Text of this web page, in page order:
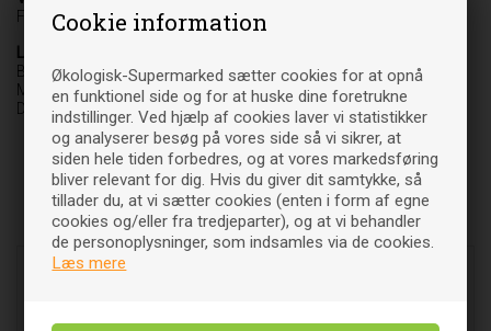
Cookie information
Økologisk-Supermarked sætter cookies for at opnå
en funktionel side og for at huske dine foretrukne
indstillinger. Ved hjælp af cookies laver vi statistikker
og analyserer besøg på vores side så vi sikrer, at
siden hele tiden forbedres, og at vores markedsføring
bliver relevant for dig. Hvis du giver dit samtykke, så
tillader du, at vi sætter cookies (enten i form af egne
cookies og/eller fra tredjeparter), og at vi behandler
de personoplysninger, som indsamles via de cookies.
Læs mere
Fødevare
Leverandør
Biogan A/S
Møgelbakken 3-5
DK-8520 Lystrup
Relaterede varer